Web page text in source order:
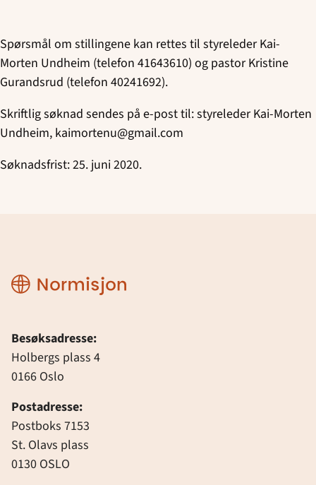
Spørsmål om stillingene kan rettes til styreleder Kai-
Morten Undheim (telefon 41643610) og pastor Kristine
Gurandsrud (telefon 40241692).
Skriftlig søknad sendes på e-post til: styreleder Kai-Morten
Undheim, kaimortenu@gmail.com
Søknadsfrist: 25. juni 2020.
Normisjon
Besøksadresse:
Holbergs plass 4
0166 Oslo
Postadresse:
Postboks 7153
St. Olavs plass
0130 OSLO